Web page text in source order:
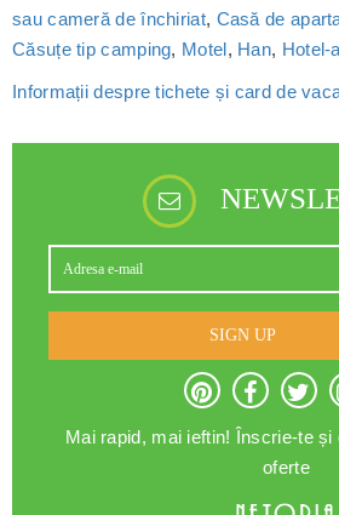
sau cameră de închiriat, Casă de
Căsuțe tip camping, Motel, Han, Hotel-
Informații despre tichete și card de
SIGN UP
Mai rapid, mai ieftin! Înscrie-te și
oferte